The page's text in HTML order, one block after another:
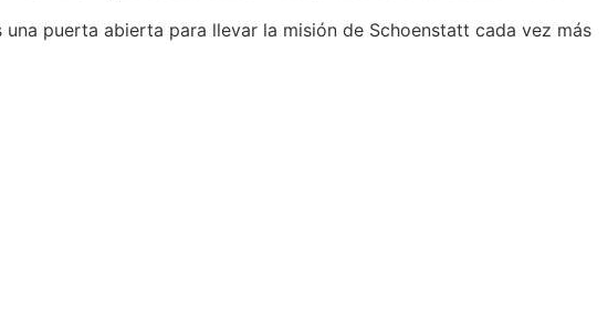
puerta abierta para llevar la misión de Schoenstatt cada vez más